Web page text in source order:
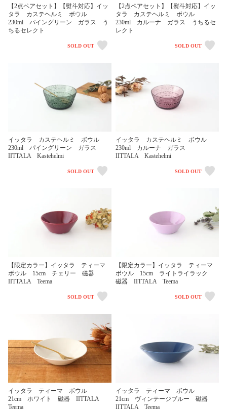
【2点ペアセット】【熨斗対応】イッ
タラ カステヘルミ ボウル
230ml パイングリーン ガラス う
ちるセレクト
SOLD OUT
【2点ペアセット】【熨斗対応】イッ
タラ カステヘルミ ボウル
230ml カルーナ ガラス うちるセ
レクト
SOLD OUT
イッタラ カステヘルミ ボウル
230ml パイングリーン ガラス
IITTALA Kastehelmi
SOLD OUT
イッタラ カステヘルミ ボウル
230ml カルーナ ガラス
IITTALA Kastehelmi
SOLD OUT
【限定カラー】イッタラ ティーマ
ボウル 15cm チェリー 磁器
IITTALA Teema
SOLD OUT
【限定カラー】イッタラ ティーマ
ボウル 15cm ライトライラック
磁器 IITTALA Teema
SOLD OUT
イッタラ ティーマ ボウル
21cm ホワイト 磁器 IITTALA
Teema
イッタラ ティーマ ボウル
21cm ヴィンテージブルー 磁器
IITTALA Teema